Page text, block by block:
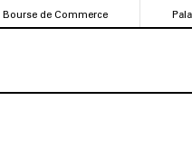
Bourse de Commerce